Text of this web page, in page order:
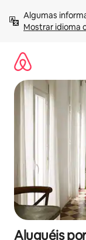
para
Mostrar idioma
Aluguéis